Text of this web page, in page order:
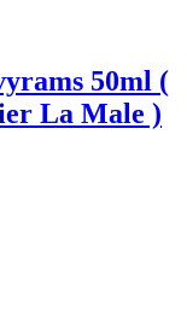
50ml (
La Male )